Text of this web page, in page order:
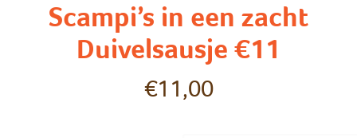
Scampi’s in een zacht
Duivelsausje €11
€11,00